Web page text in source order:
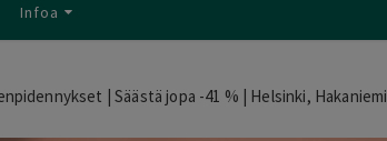
Infoa
| Säästä jopa -41 % | Helsinki, Hakaniemi